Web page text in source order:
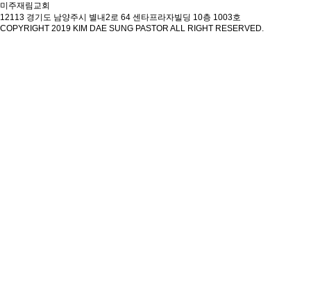
미주재림교회
12113 경기도 남양주시 별내2로 64 센타프라자빌딩 10층 1003호
COPYRIGHT 2019 KIM DAE SUNG PASTOR ALL RIGHT RESERVED.